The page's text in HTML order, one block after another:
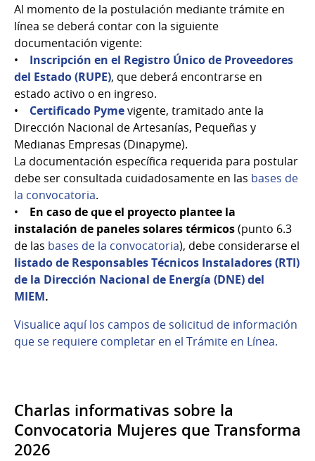
Al momento de la postulación mediante trámite en
línea se deberá contar con la siguiente
documentación vigente:
• Inscripción en el Registro Único de Proveedores
del Estado (RUPE), que deberá encontrarse en
estado activo o en ingreso.
• Certificado Pymevigente, tramitado ante la
Dirección Nacional de Artesanías, Pequeñas y
Medianas Empresas (Dinapyme).
La documentación específica requerida para postular
debe ser consultada cuidadosamente en las bases de
la convocatoria.
•
En caso de que el proyecto plantee la
instalación de paneles solares térmicos(punto 6.3
de las bases de la convocatoria), debe considerarse el
listado de Responsables Técnicos Instaladores (RTI)
de la Dirección Nacional de Energía (DNE) del
MIEM.
Visualice aquí los campos de solicitud de información
que se requiere completar en el Trámite en Línea.
Charlas informativas sobre la
Convocatoria Mujeres que Transforma
2026